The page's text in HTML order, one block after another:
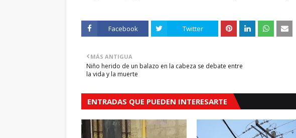
Facebook Twitter
MÁS ANTIGUA
Niño herido de un balazo en la cabeza se debate entre
la vida y la muerte
ENTRADAS QUE PUEDEN INTERESARTE